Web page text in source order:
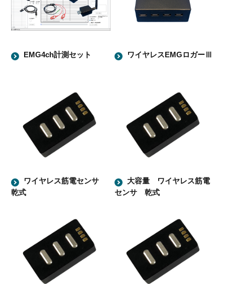
EMG4ch計測セット ワイヤレスEMGロガーⅢ
ワイヤレス筋電センサ
乾式
大容量 ワイヤレス筋電
センサ 乾式